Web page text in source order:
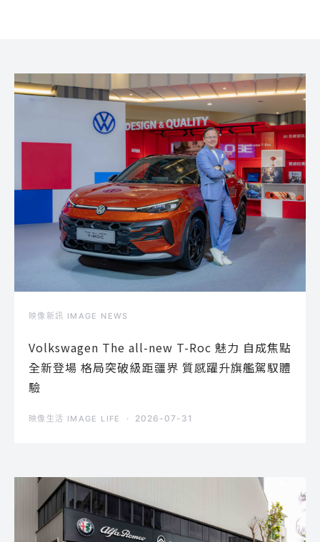
映像新訊 IMAGE NEWS
Volkswagen The all-new T-Roc 魅力 自成焦點
全新登場 格局突破級距疆界 質感躍升旗艦駕馭體
驗
映像生活 IMAGE LIFE 2026-07-31